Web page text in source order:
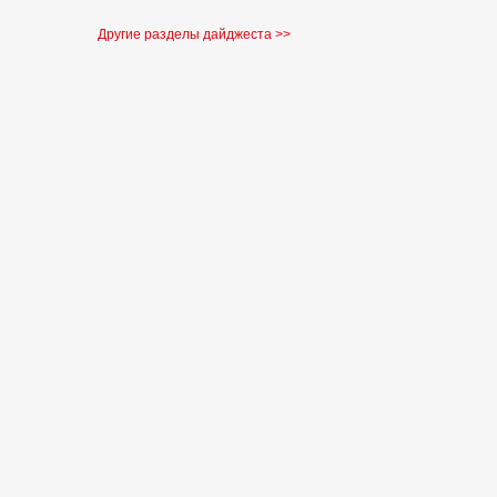
Другие разделы дайджеста >>